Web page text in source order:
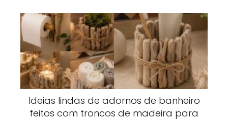
Ideias lindas de adornos de banheiro
feitos com troncos de madeira para